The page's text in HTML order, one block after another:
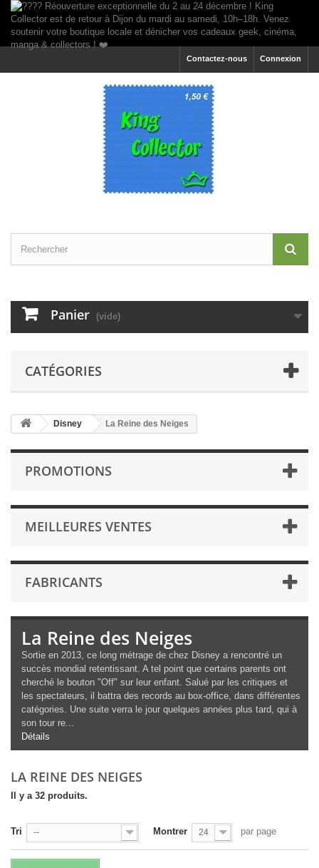
Connexion
Contactez-nous
Panier (vide)
CATÉGORIES
Disney La Reine des Neiges
PROMOTIONS
MEILLEURES VENTES
FABRICANTS
La Reine des Neiges
Sortie en 2013, ce long métrage de chez Disney a rencontré un
succès mondial retentissant. A tel point que certains parents ont
cherché le bouton "Off" sur leur enfant. Salué par les critiques et
les spectateurs, il battra des records au box-office, dans différentes
catégories. Une suite verra le jour quelques années plus tard, qui à
son tour re...
Détails
LA REINE DES NEIGES
Il y a 32 produits.
Tri -- Montrer 24 par page